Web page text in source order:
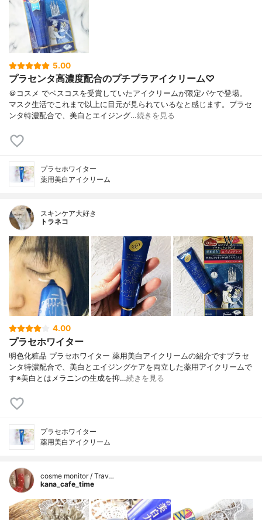
5.00
プラセンタ高濃度配合のプチプラアイクリーム♡
＠コスメ でベスコスを受賞していたアイクリームが限定パケで登場。
マスク生活でこれまで以上に目元が見られているなと感じます。プラセ
ンタ特濃配合で、美白とエイジング…続きを見る
プラセホワイター
薬用美白アイクリーム
スキンケア大好き
トラネコ
4.00
プラセホワイター
明色化粧品 プラセホワイター 薬用美白アイクリームの紹介ですプラセ
ンタ特濃配合で、美白とエイジングケアを両立した薬用アイクリームで
す※美白とはメラニンの生成を抑…続きを見る
プラセホワイター
薬用美白アイクリーム
cosme monitor / Trav…
kana_cafe_time